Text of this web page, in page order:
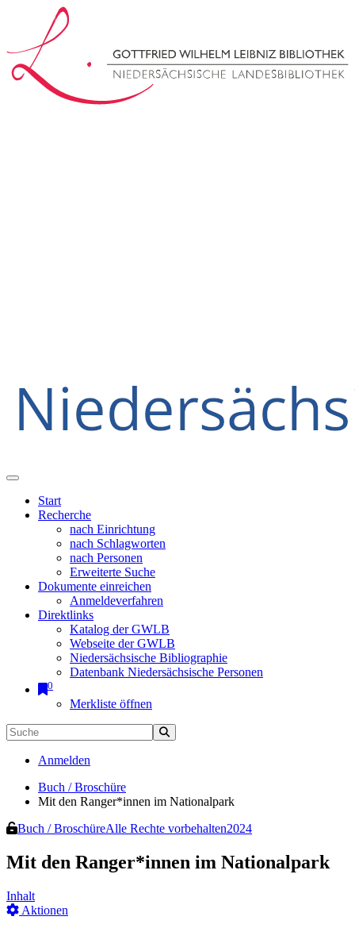
Start
Recherche
nach Einrichtung
nach Schlagworten
nach Personen
Erweiterte Suche
Dokumente einreichen
Anmeldeverfahren
Direktlinks
Katalog der GWLB
Webseite der GWLB
Niedersächsische Bibliographie
Datenbank Niedersächsische Personen
0
Merkliste öffnen
Anmelden
Buch / Broschüre
Mit den Ranger*innen im Nationalpark
Buch / BroschüreAlle Rechte vorbehalten2024
Mit den Ranger*innen im Nationalpark
Inhalt
Aktionen